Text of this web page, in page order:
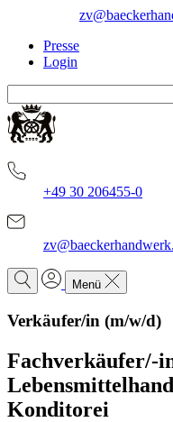
Presse
Login
+49 30 206455-0
Menü
Verkäufer/in (m/w/d)
Fachverkäufer/-
Konditorei